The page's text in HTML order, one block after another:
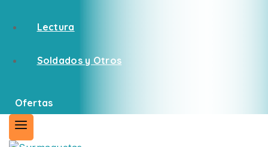
Lectura
Soldados y Otros
Ofertas